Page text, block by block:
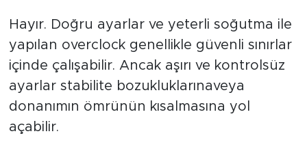
Hayır. Doğru ayarlar ve yeterli soğutma ile
yapılan overclock genellikle güvenli sınırlar
içinde çalışabilir. Ancak aşırı ve kontrolsüz
ayarlar stabilite bozukluklarınaveya
donanımın ömrünün kısalmasına yol
açabilir.
Spor